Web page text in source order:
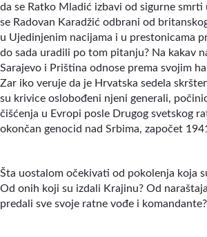
da se Ratko Mladić izbavi od sigurne smrti
se Radovan Karadžić odbrani od
u Ujedinjenim nacijama i u prestonicama
do sada uradili po tom pitanju? Na kakav
Sarajevo i Priština odnose prema svojim
Zar iko veruje da je Hrvatska sedela
su krivice oslobođeni njeni generali,
čišćenja u Evropi posle Drugog svetskog
okončan genocid nad Srbima, započet
Šta uostalom očekivati od pokolenja koja
Od onih koji su izdali Krajinu? Od
predali sve svoje ratne vođe i komandante?